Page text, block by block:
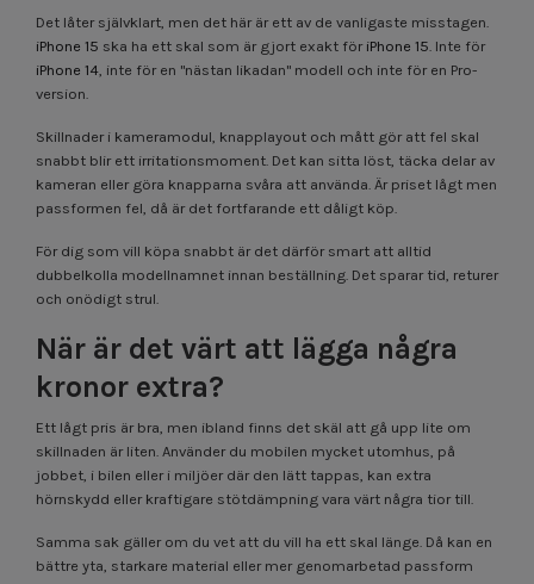
Det låter självklart, men det här är ett av de vanligaste misstagen.
iPhone 15 ska ha ett skal som är gjort exakt för iPhone 15 . Inte för
iPhone 14 , inte för en "nästan likadan" modell och inte för en Pro-
version.
Skillnader i kameramodul, knapplayout och mått gör att fel skal
snabbt blir ett irritationsmoment. Det kan sitta löst, täcka delar av
kameran eller göra knapparna svåra att använda. Är priset lågt men
passformen fel, då är det fortfarande ett dåligt köp.
För dig som vill köpa snabbt är det därför smart att alltid
dubbelkolla modellnamnet innan beställning. Det sparar tid, returer
och onödigt strul.
När är det värt att lägga några
kronor extra?
Ett lågt pris är bra, men ibland finns det skäl att gå upp lite om
skillnaden är liten. Använder du mobilen mycket utomhus, på
jobbet, i bilen eller i miljöer där den lätt tappas, kan extra
hörnskydd eller kraftigare stötdämpning vara värt några tior till.
Samma sak gäller om du vet att du vill ha ett skal länge. Då kan en
bättre yta, starkare material eller mer genomarbetad passform